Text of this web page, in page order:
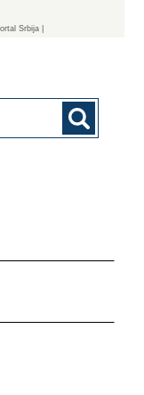
Srbija |